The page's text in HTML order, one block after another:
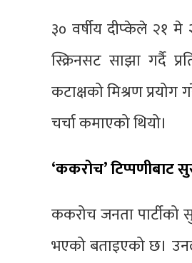
३० वर्षीय दीप्केले २१
स्क्रिनसट साझा गर्दै
कटाक्षको मिश्रण
चर्चा कमाएको थियो।
‘ककरोच’
ककरोच जनता पार्टीको
भएको बताइएको छ।